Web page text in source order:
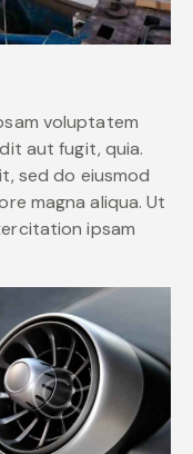
voluptatem
aut fugit, quia.
sed do eiusmod
magna aliqua. Ut
ipsam